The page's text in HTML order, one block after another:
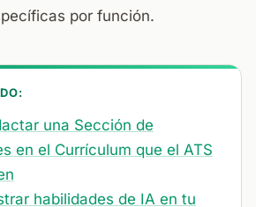
por función.
una Sección de
en el Currículum que el ATS
habilidades de IA en tu